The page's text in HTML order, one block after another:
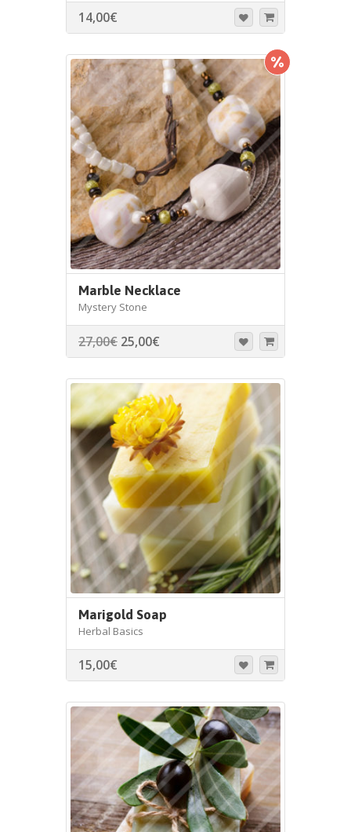
14,00€
Marble Necklace
Mystery Stone
27,00€ 25,00€
Marigold Soap
Herbal Basics
15,00€